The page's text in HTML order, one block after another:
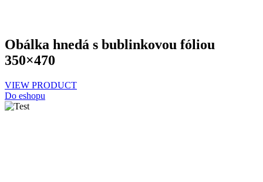
Obálka hnedá s bublinkovou fóliou
350×470
VIEW PRODUCT
Do eshopu